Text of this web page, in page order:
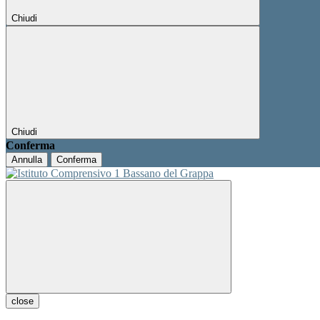
Chiudi
Chiudi
Conferma
Annulla Conferma
close